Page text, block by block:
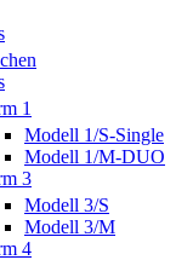
1
Modell 1/S-Single
Modell 1/M-DUO
3
Modell 3/S
Modell 3/M
4